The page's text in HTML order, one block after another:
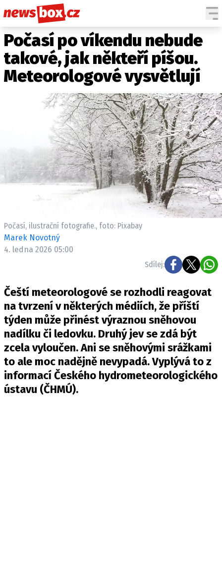
DOMÁCÍ
ZAHRANIČÍ
POČASÍ
KRIMI
EKONOMIKA
SPOLEČNOST
SPORT
ČESKÉ CELEBRITY
SVĚTOVÉ CELEBRITY
SLEDUJTE NÁS NA|
Máte příběh, fotku nebo video?
Pošlete e-mail na newsbox.cz
KONTAKT
VYDAVATEL
INZERCE
OSOBNÍ ÚDAJE / COOKIES
VOLNÁ MÍSTA
Počasí po víkendu nebude
takové, jak někteří píšou.
Meteorologové vysvětlují
Počasí, ilustrační fotografie., foto: Pixabay
Marek Novotný
4. ledna 2026 05:00
Sdílej:
Čeští meteorologové se rozhodli reagovat
na tvrzení v některých médiích, že příští
týden může přinést výraznou sněhovou
nadílku či ledovku. Druhý jev se zdá být
zcela vyloučen. Ani se sněhovými srážkami
to ale moc nadějně nevypadá. Vyplývá to z
informací Českého hydrometeorologického
ústavu (ČHMÚ).